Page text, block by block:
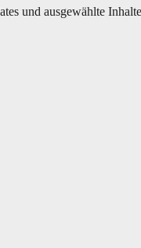
und ausgewählte